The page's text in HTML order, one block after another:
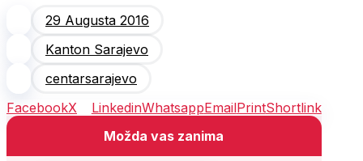
29 Augusta 2016
Kanton Sarajevo
centarsarajevo
FacebookX LinkedinWhatsappEmailPrintShortlink
Možda vas zanima